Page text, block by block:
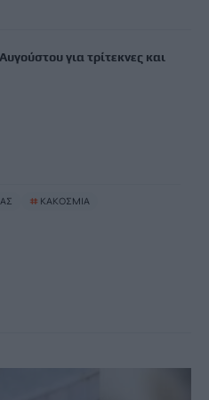
για τρίτεκνες και
# ΚΑΚΟΣΜΙΑ